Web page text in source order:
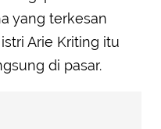
yang terkesan
Arie Kriting itu
di pasar.